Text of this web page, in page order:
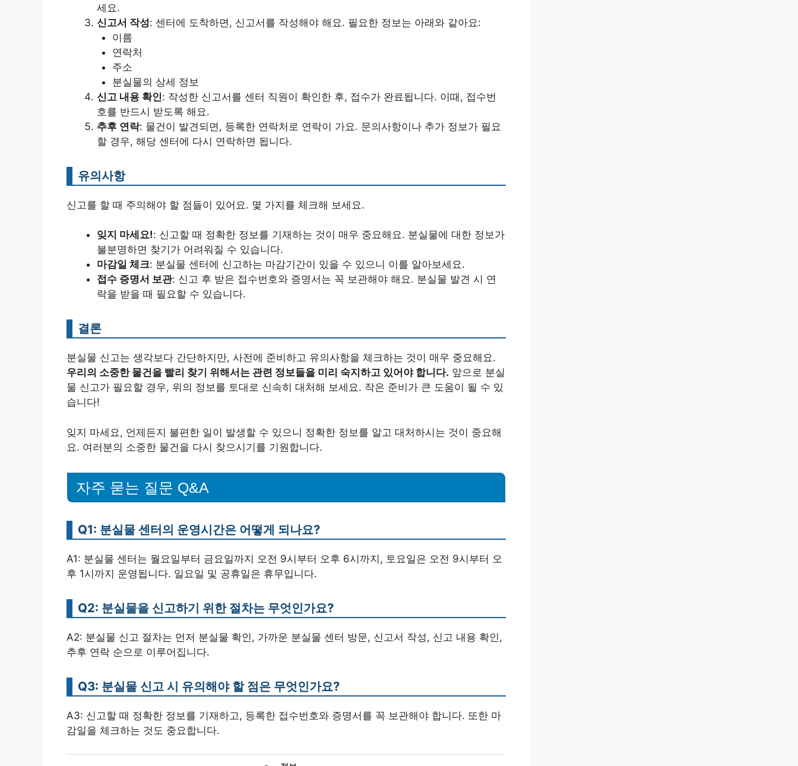
세요.
신고서 작성: 센터에 도착하면, 신고서를 작성해야 해요. 필요한 정보는 아래와 같아요:
이름
연락처
주소
분실물의 상세 정보
신고 내용 확인: 작성한 신고서를 센터 직원이 확인한 후, 접수가 완료됩니다. 이때, 접수번
호를 반드시 받도록 해요.
추후 연락: 물건이 발견되면, 등록한 연락처로 연락이 가요. 문의사항이나 추가 정보가 필요
할 경우, 해당 센터에 다시 연락하면 됩니다.
유의사항
신고를 할 때 주의해야 할 점들이 있어요. 몇 가지를 체크해 보세요.
잊지 마세요!: 신고할 때 정확한 정보를 기재하는 것이 매우 중요해요. 분실물에 대한 정보가
불분명하면 찾기가 어려워질 수 있습니다.
마감일 체크: 분실물 센터에 신고하는 마감기간이 있을 수 있으니 이를 알아보세요.
접수 증명서 보관: 신고 후 받은 접수번호와 증명서는 꼭 보관해야 해요. 분실물 발견 시 연
락을 받을 때 필요할 수 있습니다.
결론
분실물 신고는 생각보다 간단하지만, 사전에 준비하고 유의사항을 체크하는 것이 매우 중요해요.
우리의 소중한 물건을 빨리 찾기 위해서는 관련 정보들을 미리 숙지하고 있어야 합니다. 앞으로 분실
물 신고가 필요할 경우, 위의 정보를 토대로 신속히 대처해 보세요. 작은 준비가 큰 도움이 될 수 있
습니다!
잊지 마세요, 언제든지 불편한 일이 발생할 수 있으니 정확한 정보를 알고 대처하시는 것이 중요해
요. 여러분의 소중한 물건을 다시 찾으시기를 기원합니다.
자주 묻는 질문 Q&A
Q1: 분실물 센터의 운영시간은 어떻게 되나요?
A1: 분실물 센터는 월요일부터 금요일까지 오전 9시부터 오후 6시까지, 토요일은 오전 9시부터 오
후 1시까지 운영됩니다. 일요일 및 공휴일은 휴무입니다.
Q2: 분실물을 신고하기 위한 절차는 무엇인가요?
A2: 분실물 신고 절차는 먼저 분실물 확인, 가까운 분실물 센터 방문, 신고서 작성, 신고 내용 확인,
추후 연락 순으로 이루어집니다.
Q3: 분실물 신고 시 유의해야 할 점은 무엇인가요?
A3: 신고할 때 정확한 정보를 기재하고, 등록한 접수번호와 증명서를 꼭 보관해야 합니다. 또한 마
감일을 체크하는 것도 중요합니다.